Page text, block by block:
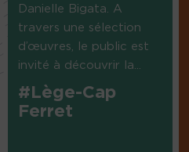
Danielle Bigata. A
travers une sélection
d’œuvres, le public est
invité à découvrir la...
#Lège-Cap
Ferret